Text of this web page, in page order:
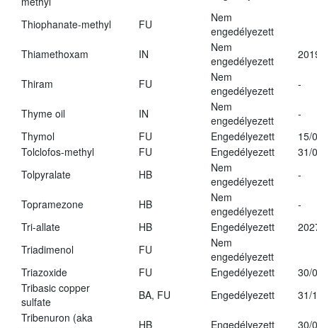
Thiophanate-methyl FU
Nem
engedélyezett
Thiamethoxam
IN
Nem
engedélyezett
Thiram FU
Nem
engedélyezett
-
Thyme oil IN
Nem
engedélyezett
-
Thymol
FU Engedélyezett
15/
Tolclofos-methyl
FU Engedélyezett
31/
Tolpyralate
HB
Nem
engedélyezett
-
Topramezone HB
Nem
engedélyezett
-
Tri-allate
HB Engedélyezett
Triadimenol
FU
Nem
engedélyezett
Triazoxide
FU Engedélyezett
30/
Tribasic copper
sulfate
BA, FU Engedélyezett
31/
Tribenuron (aka
HB Engedélyezett
30/